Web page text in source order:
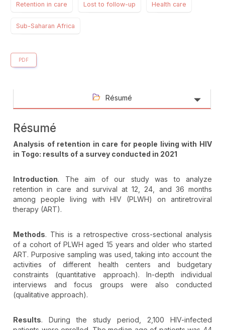
Retention in care Lost to follow-up Health care
Sub-Saharan Africa
PDF
Résumé
Résumé
Analysis of retention in care for people living with HIV
in Togo: results of a survey conducted in 2021
Introduction. The aim of our study was to analyze
retention in care and survival at 12, 24, and 36 months
among people living with HIV (PLWH) on antiretroviral
therapy (ART).
Methods. This is a retrospective cross-sectional analysis
of a cohort of PLWH aged 15 years and older who started
ART. Purposive sampling was used, taking into account the
activities of different health centers and budgetary
constraints (quantitative approach). In-depth individual
interviews and focus groups were also conducted
(qualitative approach).
Results. During the study period, 2,100 HIV-infected